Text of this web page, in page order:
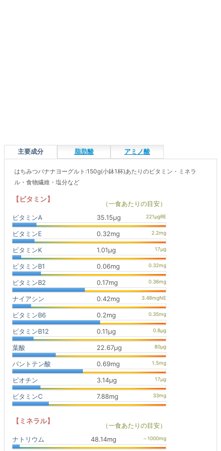
主要成分 脂肪酸 アミノ酸
はちみつバナナヨーグルト:150g(小鉢1杯)あたりのビタミン・ミネラ
ル・食物繊維・塩分など
【ビタミン】
（一食あたりの目安）
ビタミンA
35.15μg
ビタミンE 0.32mg
ビタミンK 1.01μg
ビタミンB1 0.06mg
ビタミンB2 0.17mg
ナイアシン 0.42mg
ビタミンB6 0.2mg
ビタミンB12 0.11μg
葉酸 22.67μg
パントテン酸 0.69mg
ビオチン 3.14μg
ビタミンC 7.88mg
【ミネラル】
（一食あたりの目安）
ナトリウム
48.14mg